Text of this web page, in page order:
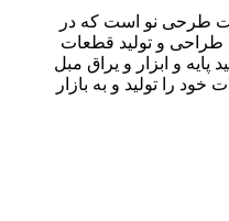
طرحی نو است که در
طراحی و تولید قطعات
پایه و ابزار و یراق مبل
1400 محصولات خود را تولید و به بازار